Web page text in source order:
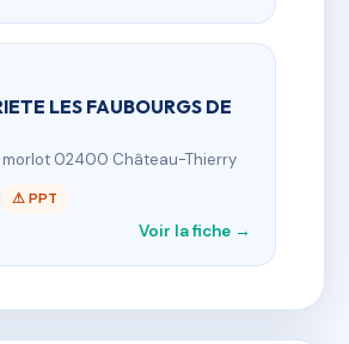
LES FAUBOURGS DE
morlot 02400 Château-Thierry
⚠ PPT
Voir la fiche →